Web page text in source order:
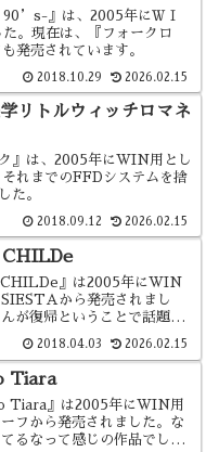
』は、2005年にＷＩ
。現在は、『フォークロ
発売されています。
2018.10.29 2026.02.15
リトルウィッチロマネ
』は、2005年にWIN用とし
れまでのFFDシステムを捨
た。
2018.09.12 2026.02.15
CHILDe』は2005年にWIN
から発売されまし
が復帰ということで話題に
2018.04.03 2026.02.15
Tiara
Tiara』は2005年にWIN用
フから発売されました。な
るなって感じの作品でした